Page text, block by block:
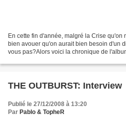
En cette fin d'année, malgré la Crise qu'on
bien avouer qu'on aurait bien besoin d'un
vous pas?Alors voici la chronique de
THE OUTBURST: Interview
Publié le 27/12/2008 à 13:20
Par Pablo & TopheR